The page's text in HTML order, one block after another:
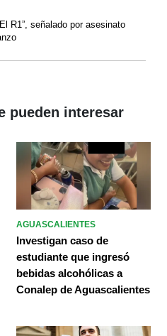
R1”, señalado por asesinato
pueden interesar
AGUASCALIENTES
Investigan caso de
estudiante que ingresó
bebidas alcohólicas a
Conalep de Aguascalientes